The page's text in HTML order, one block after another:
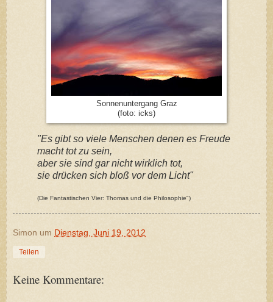
Sonnenuntergang Graz
(foto: icks)
"Es gibt so viele Menschen denen es Freude
macht tot zu sein,
aber sie sind gar nicht wirklich tot,
sie drücken sich bloß vor dem Licht"
(Die Fantastischen Vier: Thomas und die Philosophie")
Simon um Dienstag, Juni 19, 2012
Teilen
Keine Kommentare: